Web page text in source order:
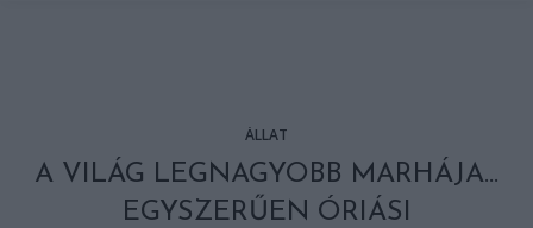
ÁLLAT
A VILÁG LEGNAGYOBB MARHÁJA…
EGYSZERŰEN ÓRIÁSI